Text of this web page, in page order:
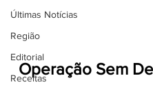
Últimas Notícias
Região
Editorial
Receitas
Operação Sem